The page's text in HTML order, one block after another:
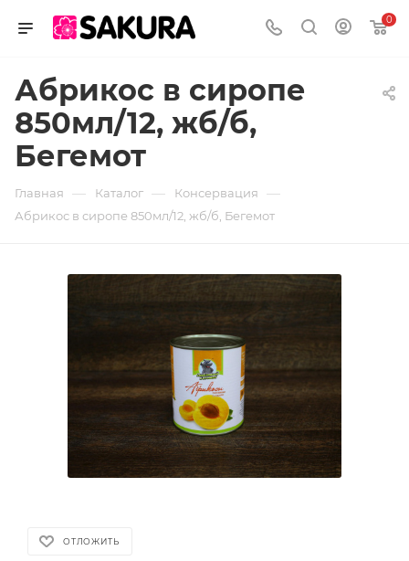
0
Абрикос в сиропе
850мл/12, жб/б,
Бегемот
Главная — Каталог — Консервация —
Абрикос в сиропе 850мл/12, жб/б, Бегемот
ОТЛОЖИТЬ